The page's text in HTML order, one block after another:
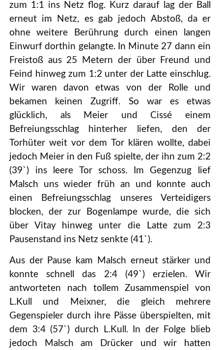
zum 1:1 ins Netz flog. Kurz darauf lag der Ball
erneut im Netz, es gab jedoch Abstoß, da er
ohne weitere Berührung durch einen langen
Einwurf dorthin gelangte. In Minute 27 dann ein
Freistoß aus 25 Metern der über Freund und
Feind hinweg zum 1:2 unter der Latte einschlug.
Wir waren davon etwas von der Rolle und
bekamen keinen Zugriff. So war es etwas
glücklich, als Meier und Cissé einem
Befreiungsschlag hinterher liefen, den der
Torhüter weit vor dem Tor klären wollte, dabei
jedoch Meier in den Fuß spielte, der ihn zum 2:2
(39`) ins leere Tor schoss. Im Gegenzug lief
Malsch uns wieder früh an und konnte auch
einen Befreiungsschlag unseres Verteidigers
blocken, der zur Bogenlampe wurde, die sich
über Vitay hinweg unter die Latte zum 2:3
Pausenstand ins Netz senkte (41`).
Aus der Pause kam Malsch erneut stärker und
konnte schnell das 2:4 (49`) erzielen. Wir
antworteten nach tollem Zusammenspiel von
L.Kull und Meixner, die gleich mehrere
Gegenspieler durch ihre Pässe überspielten, mit
dem 3:4 (57`) durch L.Kull. In der Folge blieb
jedoch Malsch am Drücker und wir hatten